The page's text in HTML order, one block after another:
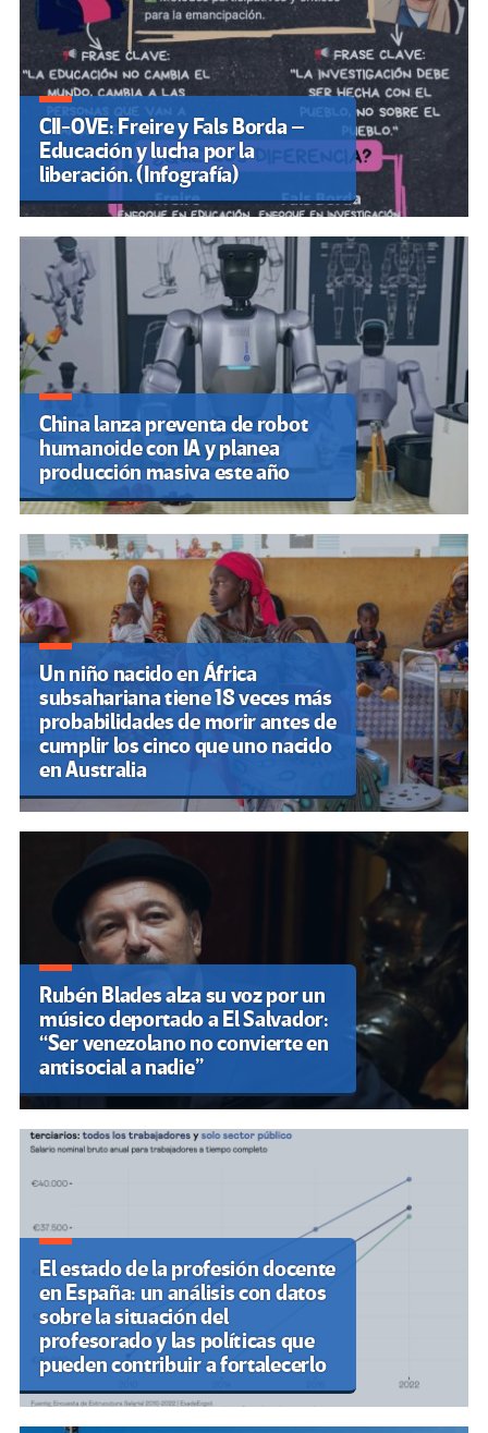
CII-OVE: Freire y Fals Borda –
Educación y lucha por la
liberación. (Infografía)
China lanza preventa de robot
humanoide con IA y planea
producción masiva este año
Un niño nacido en África
subsahariana tiene 18 veces más
probabilidades de morir antes de
cumplir los cinco que uno nacido
en Australia
Rubén Blades alza su voz por un
músico deportado a El Salvador:
“Ser venezolano no convierte en
antisocial a nadie”
El estado de la profesión docente
en España: un análisis con datos
sobre la situación del
profesorado y las políticas que
pueden contribuir a fortalecerlo